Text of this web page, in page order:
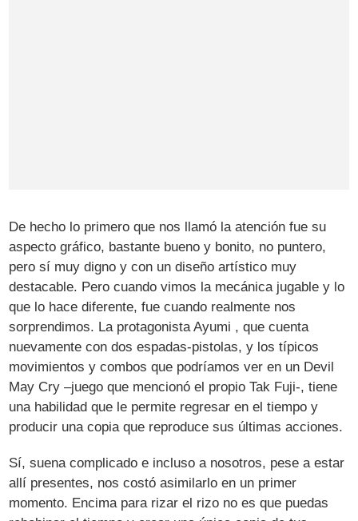
De hecho lo primero que nos llamó la atención fue su
aspecto gráfico, bastante bueno y bonito, no puntero,
pero sí muy digno y con un diseño artístico muy
destacable. Pero cuando vimos la mecánica jugable y lo
que lo hace diferente, fue cuando realmente nos
sorprendimos. La protagonista Ayumi , que cuenta
nuevamente con dos espadas-pistolas, y los típicos
movimientos y combos que podríamos ver en un Devil
May Cry –juego que mencionó el propio Tak Fuji-, tiene
una habilidad que le permite regresar en el tiempo y
producir una copia que reproduce sus últimas acciones.
Sí, suena complicado e incluso a nosotros, pese a estar
allí presentes, nos costó asimilarlo en un primer
momento. Encima para rizar el rizo no es que puedas